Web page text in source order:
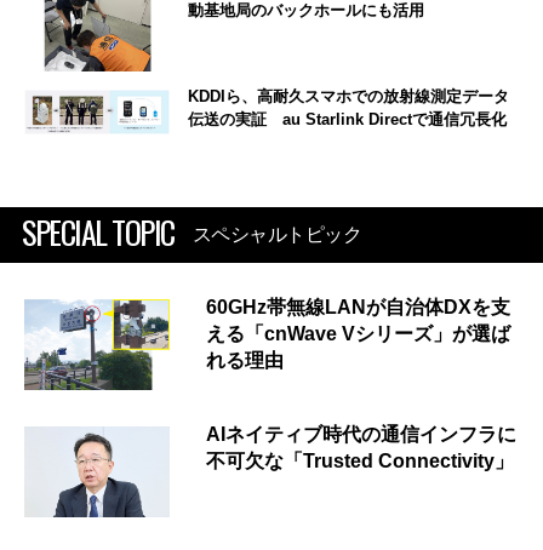
動基地局のバックホールにも活用
KDDIら、高耐久スマホでの放射線測定データ
伝送の実証 au Starlink Directで通信冗長化
SPECIAL TOPIC スペシャルトピック
60GHz帯無線LANが自治体DXを支
える「cnWave Vシリーズ」が選ば
れる理由
AIネイティブ時代の通信インフラに
不可欠な「Trusted Connectivity」